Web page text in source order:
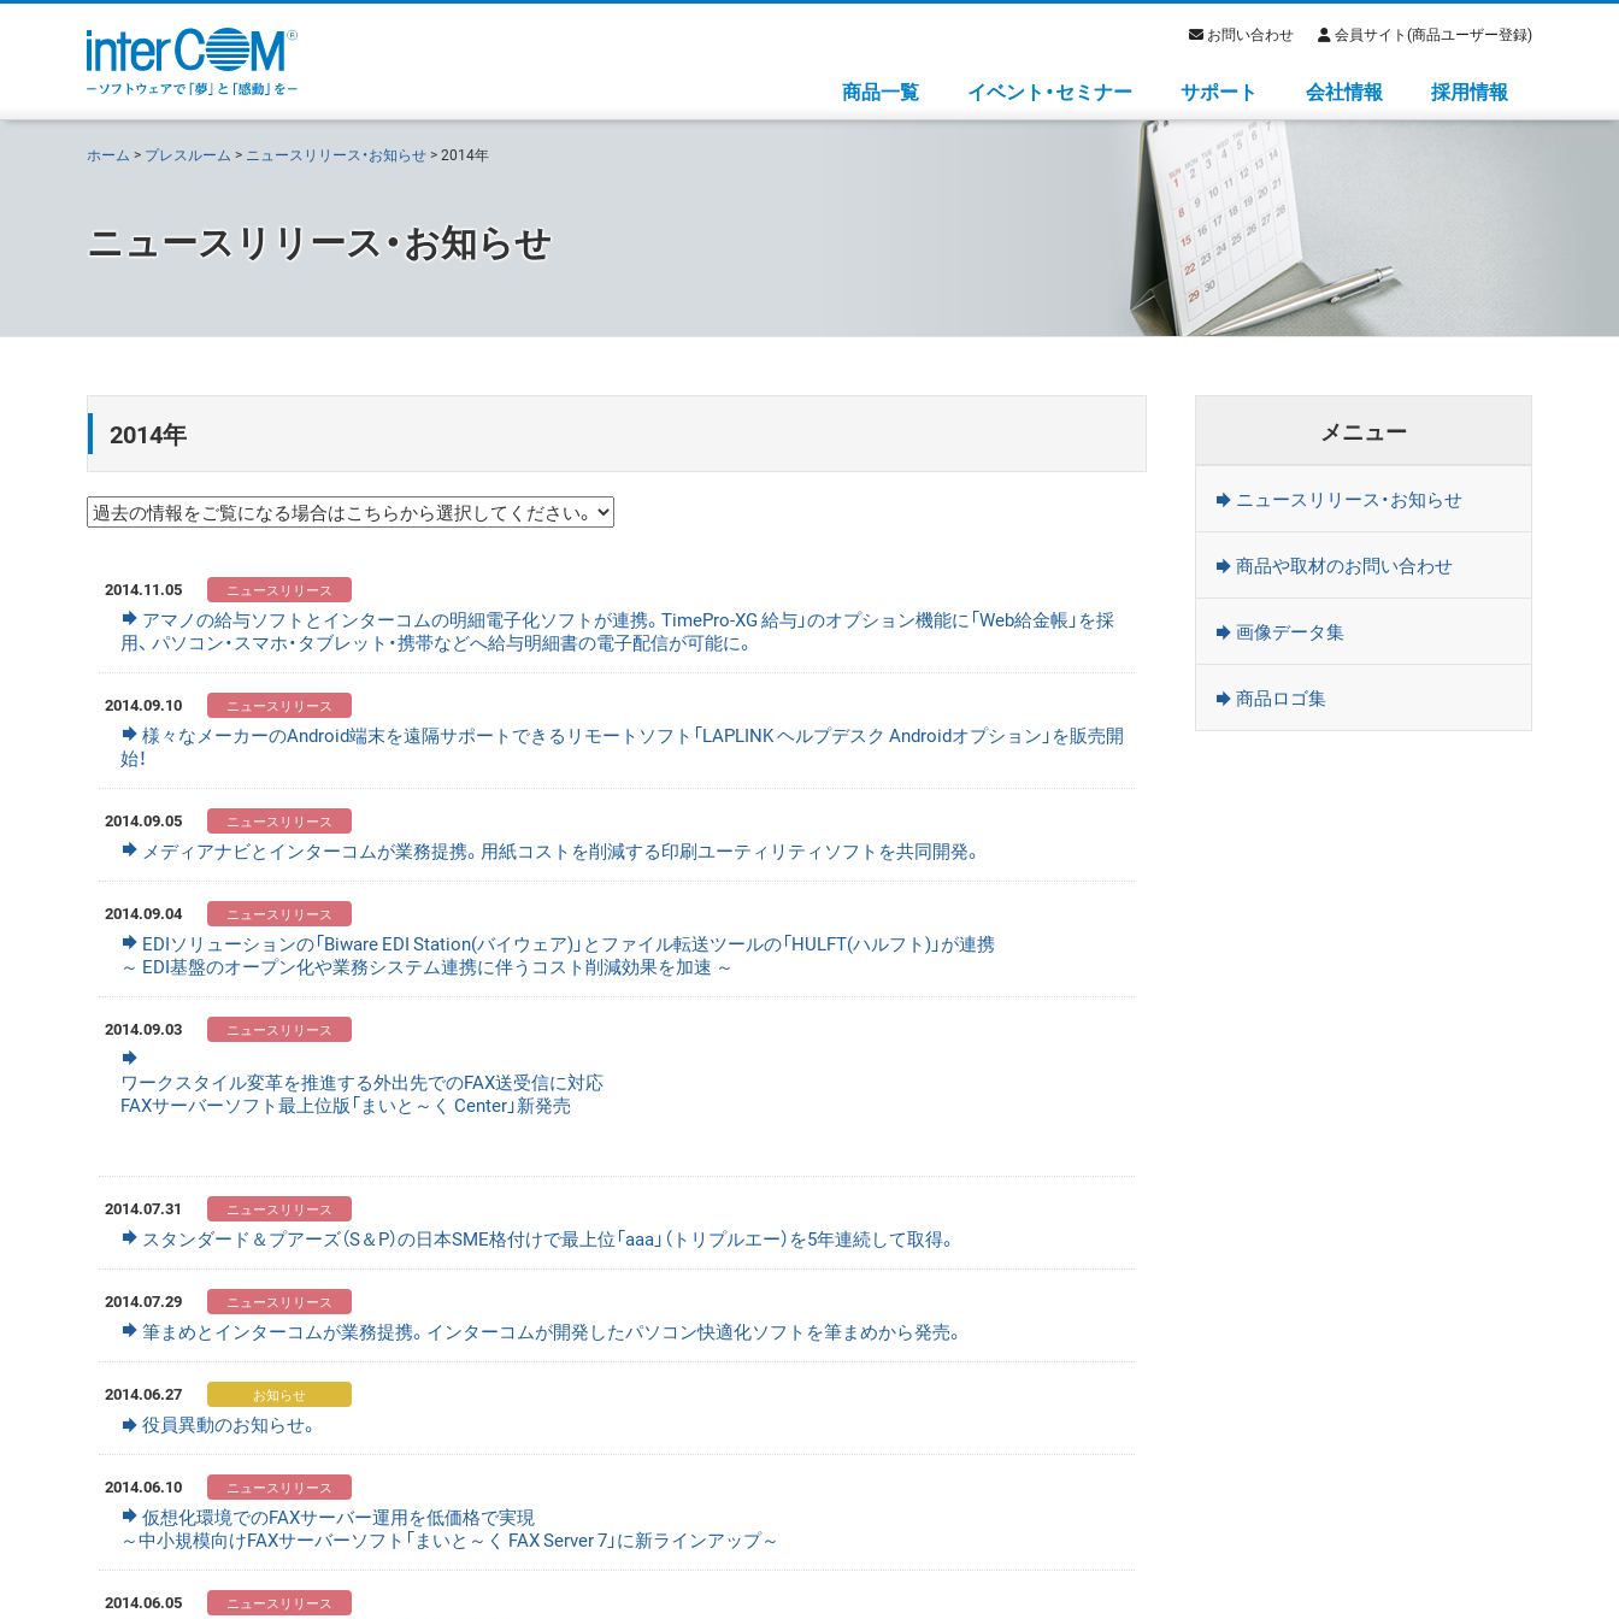
商品一覧 イベント・セミナー サポート 会社情報 採用情報
お問い合わせ 会員サイト(商品ユーザー登録)
ホーム プレスルーム ニュースリリース・お知らせ 2014年
ニュースリリース・お知らせ
2014年
2014.11.05
アマノの給与ソフトとインターコムの明細電子化ソフトが連携。TimePro-XG 給与」のオプション機能に「Web給金帳」を採
用、 パソコン・スマホ・タブレット・携帯などへ給与明細書の電子配信が可能に。
2014.09.10
様々なメーカーのAndroid端末を遠隔サポートできるリモートソフト「LAPLINK ヘルプデスク Androidオプション」を販売開
始！
2014.09.05
メディアナビとインターコムが業務提携。用紙コストを削減する印刷ユーティリティソフトを共同開発。
2014.09.04
EDIソリューションの「Biware EDI Station(バイウェア)」とファイル転送ツールの「HULFT(ハルフト)」が連携
～ EDI基盤のオープン化や業務システム連携に伴うコスト削減効果を加速 ～
2014.09.03
ワークスタイル変革を推進する外出先でのFAX送受信に対応
FAXサーバーソフト最上位版「まいと～く Center」新発売
2014.07.31
スタンダード＆プアーズ（S＆P）の日本SME格付けで最上位「aaa」（トリプルエー）を5年連続して取得。
2014.07.29
筆まめとインターコムが業務提携。インターコムが開発したパソコン快適化ソフトを筆まめから発売。
2014.06.27
役員異動のお知らせ。
2014.06.10
仮想化環境でのFAXサーバー運用を低価格で実現
～中小規模向けFAXサーバーソフト「まいと～く FAX Server 7」に新ラインアップ～
2014.06.05
メニュー
ニュースリリース・お知らせ
商品や取材のお問い合わせ
画像データ集
商品ロゴ集